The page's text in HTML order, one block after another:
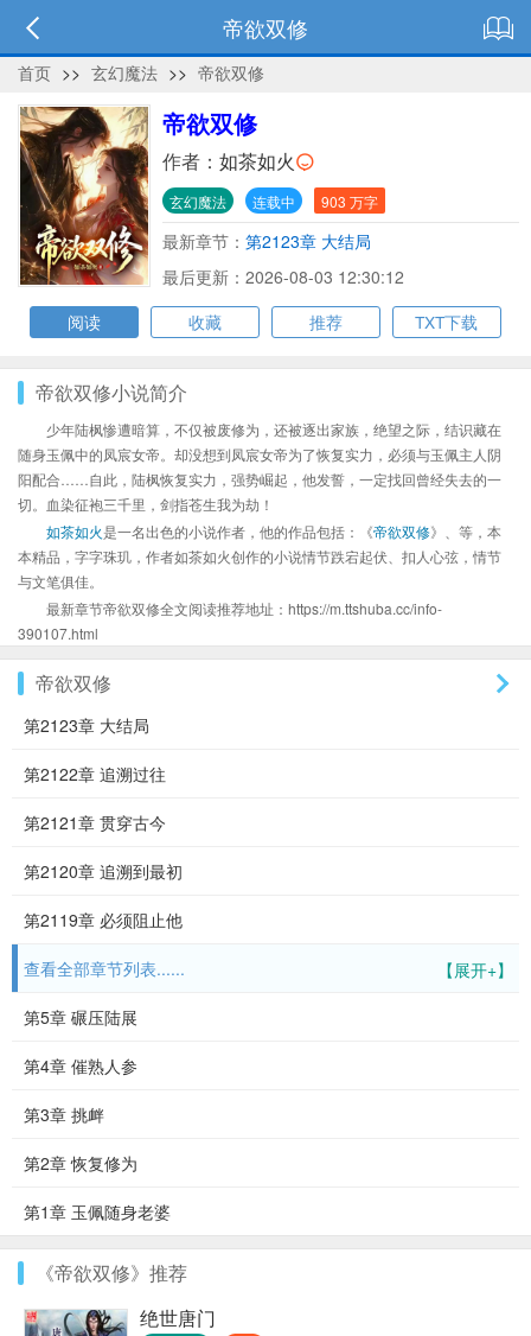
帝欲双修
首页 >> 玄幻魔法 >> 帝欲双修
帝欲双修
作者： 如茶如火
玄幻魔法 连载中 903 万字
最新章节： 第2123章 大结局
最后更新：2026-08-03 12:30:12
阅读
收藏 推荐 TXT下载
帝欲双修小说简介
少年陆枫惨遭暗算，不仅被废修为，还被逐出家族，绝望之际，结识藏在
随身玉佩中的凤宸女帝。却没想到凤宸女帝为了恢复实力，必须与玉佩主人阴
阳配合……自此，陆枫恢复实力，强势崛起，他发誓，一定找回曾经失去的一
切。血染征袍三千里，剑指苍生我为劫！
如茶如火是一名出色的小说作者，他的作品包括：《帝欲双修》、等，本
本精品，字字珠玑，作者如茶如火创作的小说情节跌宕起伏、扣人心弦，情节
与文笔俱佳。
最新章节帝欲双修全文阅读推荐地址：https://m.ttshuba.cc/info-
390107.html
帝欲双修
第2123章 大结局
第2122章 追溯过往
第2121章 贯穿古今
第2120章 追溯到最初
第2119章 必须阻止他
【展开+】
查看全部章节列表......
第5章 碾压陆展
第4章 催熟人参
第3章 挑衅
第2章 恢复修为
第1章 玉佩随身老婆
《帝欲双修》推荐
绝世唐门